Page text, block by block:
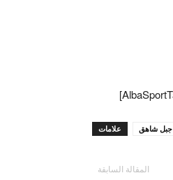
علامات جبل شاهق
المقالة السابقة